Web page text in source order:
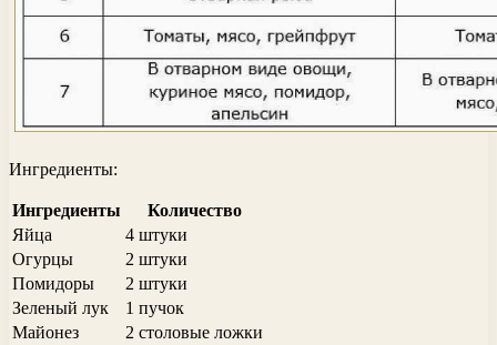
Ингредиенты:
Ингредиенты
Количество
Яйца
4 штуки
Огурцы
2 штуки
Помидоры
2 штуки
Зеленый лук
1 пучок
Майонез
2 столовые ложки